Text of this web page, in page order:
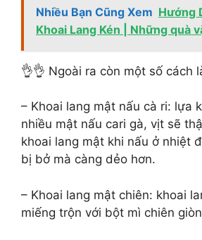
Nhiều Bạn Cũng Xem Hướng
Khoai Lang Kén | Những quà
👌👌 Ngoài ra còn một số cách
– Khoai lang mật nấu cà ri: lựa
nhiều mật nấu cari gà, vịt sẽ
khoai lang mật khi nấu ở nhiệt
bị bở mà càng dẻo hơn.
– Khoai lang mật chiên: khoai
miếng trộn với bột mì chiên